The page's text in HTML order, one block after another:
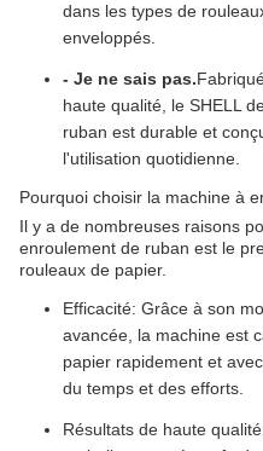
dans les types de
enveloppés.
- Je ne sais pas.
haute qualité, le SHELL
ruban est durable et
l'utilisation quotidienne.
Pourquoi choisir la machine à
Il y a de nombreuses raisons
enroulement de ruban est le
rouleaux de papier.
Efficacité: Grâce à son
avancée, la machine est
papier rapidement et
du temps et des efforts.
Résultats de haute